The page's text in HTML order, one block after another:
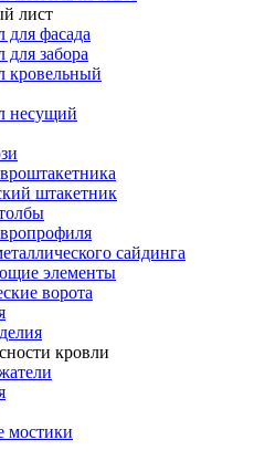
лист
для фасада
забора
кровельный
несущий
штакетник
сайдинга
элементы
ворота
кровли
мостики